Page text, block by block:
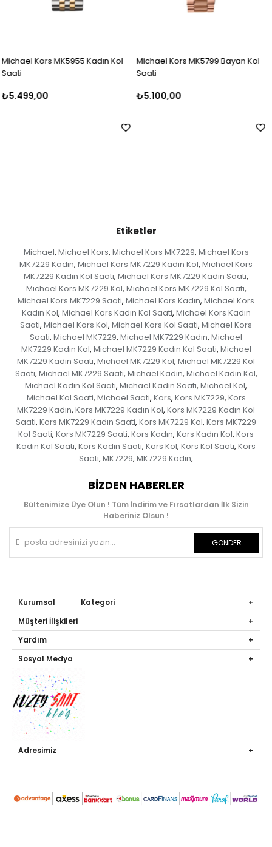
Michael Kors MK5799 Bayan Kol
₺5.100,00
Michael Kors MK5798
₺5.500,00
Etiketler
Michael, Michael Kors, Michael Kors MK7229, Michael Kors
MK7229 Kadın, Michael Kors MK7229 Kadın Kol, Michael Kors
MK7229 Kadın Kol Saati, Michael Kors MK7229 Kadın Saati,
Michael Kors MK7229 Kol, Michael Kors MK7229 Kol Saati,
Michael Kors MK7229 Saati, Michael Kors Kadın, Michael Kors
Kadın Kol, Michael Kors Kadın Kol Saati, Michael Kors Kadın
Saati, Michael Kors Kol, Michael Kors Kol Saati, Michael Kors
Saati, Michael MK7229, Michael MK7229 Kadın, Michael
MK7229 Kadın Kol, Michael MK7229 Kadın Kol Saati, Michael
MK7229 Kadın Saati, Michael MK7229 Kol, Michael MK7229 Kol
Saati, Michael MK7229 Saati, Michael Kadın, Michael Kadın Kol,
Michael Kadın Kol Saati, Michael Kadın Saati, Michael Kol,
Michael Kol Saati, Michael Saati, Kors, Kors MK7229, Kors
MK7229 Kadın, Kors MK7229 Kadın Kol, Kors MK7229 Kadın Kol
Saati, Kors MK7229 Kadın Saati, Kors MK7229 Kol, Kors MK7229
Kol Saati, Kors MK7229 Saati, Kors Kadın, Kors Kadın Kol, Kors
Kadın Kol Saati, Kors Kadın Saati, Kors Kol, Kors Kol Saati, Kors
Saati, MK7229, MK7229 Kadın,
BIZDEN HABERLER
Bültenimize Üye Olun ! Tüm İndirim ve Fırsatlardan İlk Sizin
Haberiniz Olsun !
GÖNDER
Kurumsal Kategori
Müşteri İlişkileri
Yardım
Sosyal Medya
Adresimiz